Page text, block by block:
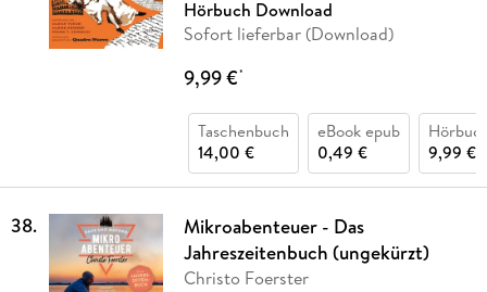
Hörbuch Download
Sofort lieferbar (Download)
9,99 €*
Taschenbuch
14,00 €
eBook epub
0,49 €
9,99 €
38.
Mikroabenteuer - Das
Jahreszeitenbuch (ungekürzt)
Christo Foerster